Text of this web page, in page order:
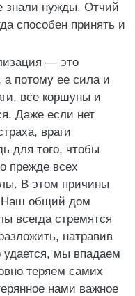
знали нужды. Отчий
способен принять и
— это
а потому ее сила и
все коршуны и
Даже если нет
враги
для того, чтобы
прежде всех
В этом причины
Наш общий дом
всегда стремятся
натравив
удается, мы впадаем
теряем самих
нами важное